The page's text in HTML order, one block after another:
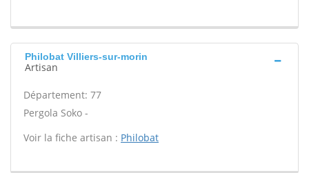
Philobat Villiers-sur-morin
Artisan
Département: 77
Pergola Soko -
Voir la fiche artisan : Philobat